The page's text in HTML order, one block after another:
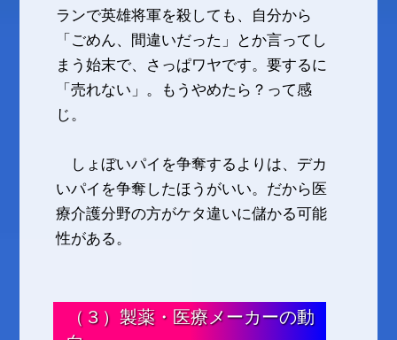
ランで英雄将軍を殺しても、自分から
「ごめん、間違いだった」とか言ってし
まう始末で、さっぱワヤです。要するに
「売れない」。もうやめたら？って感
じ。
しょぼいパイを争奪するよりは、デカ
いパイを争奪したほうがいい。だから医
療介護分野の方がケタ違いに儲かる可能
性がある。
（３）製薬・医療メーカーの動